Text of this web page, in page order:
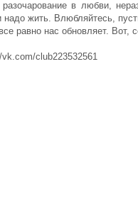
разочарование в любви,
надо жить. Влюбляйтесь,
равно нас обновляет. Вот,
vk.com/club223532561